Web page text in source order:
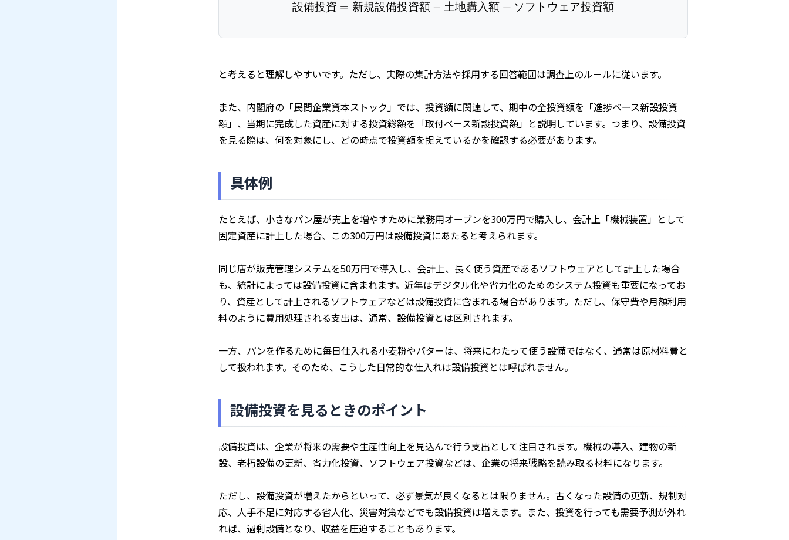
設備投資 = 新規設備投資額 − 土地購入額 + ソフトウェア投資額
設備投資 = 新規設備投資額 − 土地購入額 + ソフトウェア投資額
と考えると理解しやすいです。ただし、実際の集計方法や採用する回答範囲は調査上のルールに従います。
また、内閣府の「民間企業資本ストック」では、投資額に関連して、期中の全投資額を「進捗ベース新設投資
額」、当期に完成した資産に対する投資総額を「取付ベース新設投資額」と説明しています。つまり、設備投資
を見る際は、何を対象にし、どの時点で投資額を捉えているかを確認する必要があります。
具体例
たとえば、小さなパン屋が売上を増やすために業務用オーブンを300万円で購入し、会計上「機械装置」として
固定資産に計上した場合、この300万円は設備投資にあたると考えられます。
同じ店が販売管理システムを50万円で導入し、会計上、長く使う資産であるソフトウェアとして計上した場合
も、統計によっては設備投資に含まれます。近年はデジタル化や省力化のためのシステム投資も重要になってお
り、資産として計上されるソフトウェアなどは設備投資に含まれる場合があります。ただし、保守費や月額利用
料のように費用処理される支出は、通常、設備投資とは区別されます。
一方、パンを作るために毎日仕入れる小麦粉やバターは、将来にわたって使う設備ではなく、通常は原材料費と
して扱われます。そのため、こうした日常的な仕入れは設備投資とは呼ばれません。
設備投資を見るときのポイント
設備投資は、企業が将来の需要や生産性向上を見込んで行う支出として注目されます。機械の導入、建物の新
設、老朽設備の更新、省力化投資、ソフトウェア投資などは、企業の将来戦略を読み取る材料になります。
ただし、設備投資が増えたからといって、必ず景気が良くなるとは限りません。古くなった設備の更新、規制対
応、人手不足に対応する省人化、災害対策などでも設備投資は増えます。また、投資を行っても需要予測が外れ
れば、過剰設備となり、収益を圧迫することもあります。